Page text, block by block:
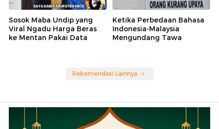
Sosok Maba Undip yang
Viral Ngadu Harga Beras
ke Mentan Pakai Data
Ketika Perbedaan Bahasa
Indonesia-Malaysia
Mengundang Tawa
Rekomendasi Lainnya